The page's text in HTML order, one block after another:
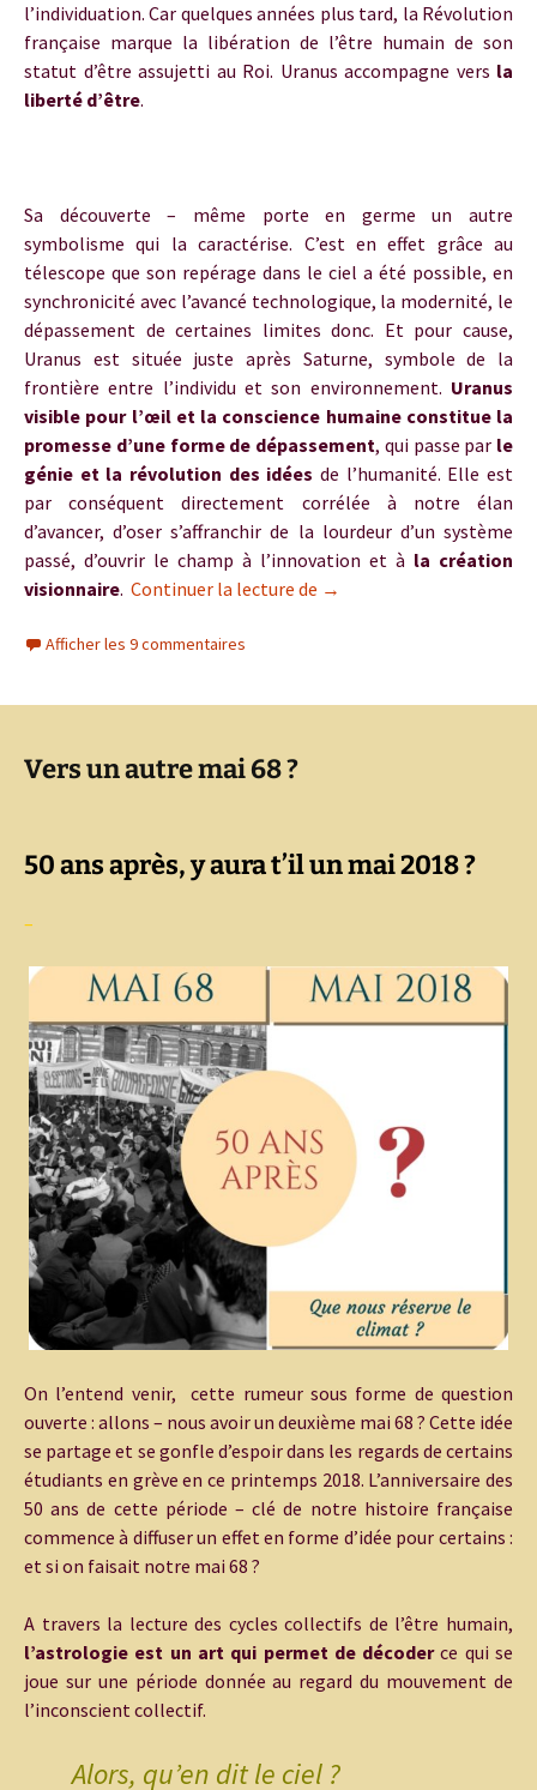
l’individuation. Car quelques années plus tard, la Révolution
française marque la libération de l’être humain de son
statut d’être assujetti au Roi. Uranus accompagne vers la
liberté d’être.
Sa découverte – même porte en germe un autre
symbolisme qui la caractérise. C’est en effet grâce au
télescope que son repérage dans le ciel a été possible, en
synchronicité avec l’avancé technologique, la modernité, le
dépassement de certaines limites donc. Et pour cause,
Uranus est située juste après Saturne, symbole de la
frontière entre l’individu et son environnement. Uranus
visible pour l’œil et la conscience humaine constitue la
promesse d’une forme de dépassement, qui passe par le
génie et la révolution des idées de l’humanité. Elle est
par conséquent directement corrélée à notre élan
d’avancer, d’oser s’affranchir de la lourdeur d’un système
passé, d’ouvrir le champ à l’innovation et à la création
visionnaire. Continuer la lecture de – Uranus en Taureau –
→
Afficher les 9 commentaires
Vers un autre mai 68 ?
50 ans après, y aura t’il un mai 2018 ?
–
On l’entend venir, cette rumeur sous forme de question
ouverte : allons – nous avoir un deuxième mai 68 ? Cette idée
se partage et se gonfle d’espoir dans les regards de certains
étudiants en grève en ce printemps 2018. L’anniversaire des
50 ans de cette période – clé de notre histoire française
commence à diffuser un effet en forme d’idée pour certains :
et si on faisait notre mai 68 ?
A travers la lecture des cycles collectifs de l’être humain,
l’astrologie est un art qui permet de décoderce qui se
joue sur une période donnée au regard du mouvement de
l’inconscient collectif.
Alors, qu’en dit le ciel ?